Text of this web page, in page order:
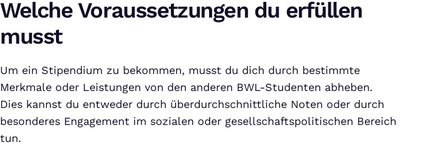
Welche Voraussetzungen du erfüllen
musst
Um ein Stipendium zu bekommen, musst du dich durch bestimmte
Merkmale oder Leistungen von den anderen BWL-Studenten abheben.
Dies kannst du entweder durch überdurchschnittliche Noten oder durch
besonderes Engagement im sozialen oder gesellschaftspolitischen Bereich
tun.